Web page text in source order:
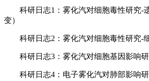
科研日志1：雾化汽对细胞毒性研究-
变）
科研日志2：雾化汽对细胞毒性研究-
科研日志3：雾化汽对细胞基因影响
科研日志4：电子雾化汽对肺部影响